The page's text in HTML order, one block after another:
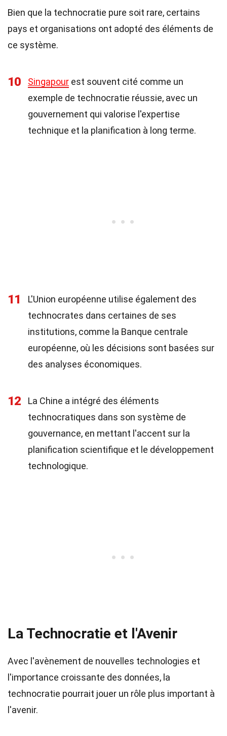
Bien que la technocratie pure soit rare, certains
pays et organisations ont adopté des éléments de
ce système.
10 Singapour est souvent cité comme un
exemple de technocratie réussie, avec un
gouvernement qui valorise l'expertise
technique et la planification à long terme.
11
L'Union européenne utilise également des
technocrates dans certaines de ses
institutions, comme la Banque centrale
européenne, où les décisions sont basées sur
des analyses économiques.
12
La Chine a intégré des éléments
technocratiques dans son système de
gouvernance, en mettant l'accent sur la
planification scientifique et le développement
technologique.
La Technocratie et l'Avenir
Avec l'avènement de nouvelles technologies et
l'importance croissante des données, la
technocratie pourrait jouer un rôle plus important à
l'avenir.